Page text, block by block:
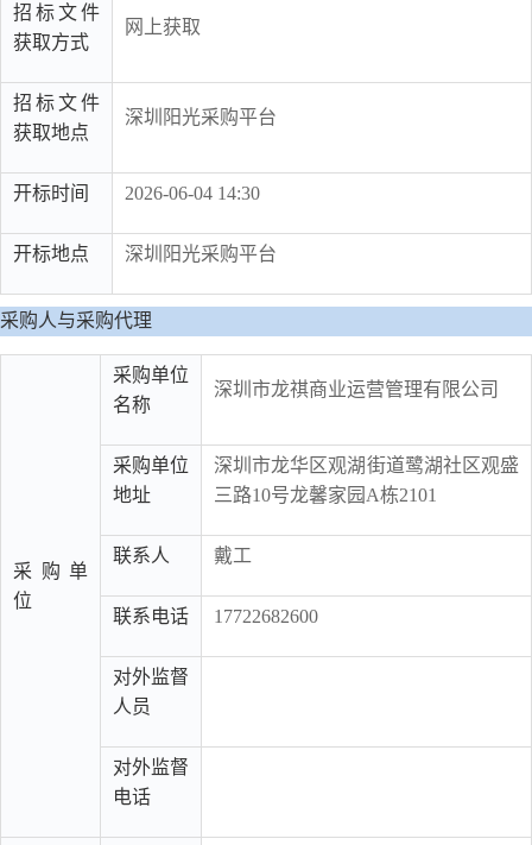
招标文件
获取方式
网上获取
招标文件
获取地点
深圳阳光采购平台
开标时间 2026-06-04 14:30
开标地点 深圳阳光采购平台
采购人与采购代理
采购单
位
采购单位
名称
深圳市龙祺商业运营管理有限公司
采购单位
地址
深圳市龙华区观湖街道鹭湖社区观盛
三路10号龙馨家园A栋2101
联系人 戴工
联系电话 17722682600
对外监督
人员
对外监督
电话